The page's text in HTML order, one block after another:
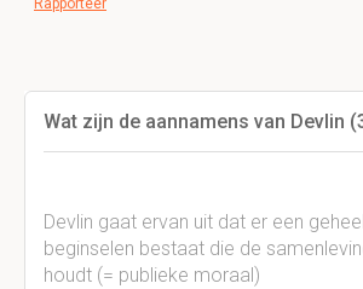
Rapporteer
Wat zijn de aannamens van Devlin
Devlin gaat ervan uit dat er een
beginselen bestaat die de
houdt (= publieke moraal)